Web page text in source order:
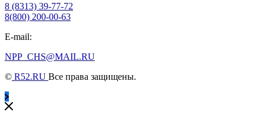
8 (8313) 39-77-72
8(800) 200-00-63
E-mail:
NPP_CHS@MAIL.RU
© R52.RU Все права защищены.